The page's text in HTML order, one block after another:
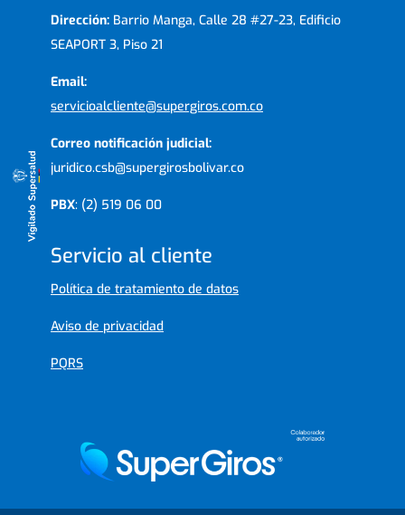
Dirección: Barrio Manga, Calle 28 #27-23, Edificio
SEAPORT 3, Piso 21
Email:
servicioalcliente@supergiros.com.co
Correo notificación judicial:
juridico.csb@supergirosbolivar.co
PBX: (2) 519 06 00
Servicio al cliente
Política de tratamiento de datos
Aviso de privacidad
PQRS